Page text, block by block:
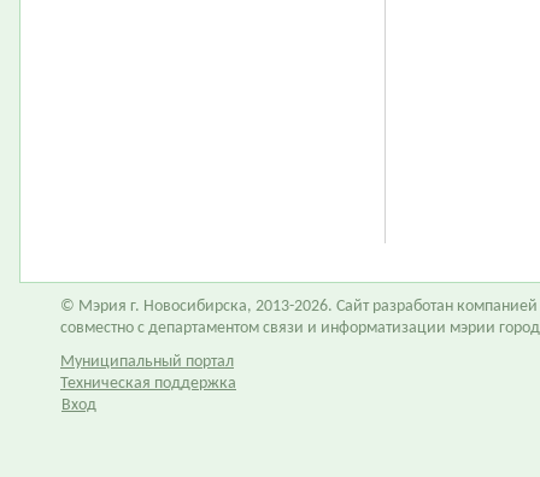
© Мэрия г. Новосибирска, 2013-2026. Сайт разработан компанией
совместно с департаментом связи и информатизации мэрии
Муниципальный портал
Техническая поддержка
Вход